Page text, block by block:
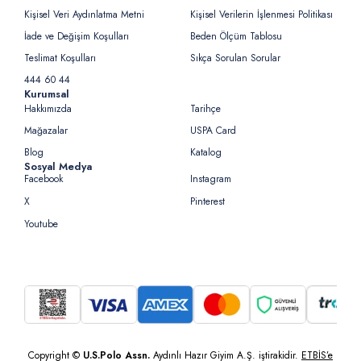
Kişisel Veri Aydınlatma Metni
Kişisel Verilerin İşlenmesi Politikası
İade ve Değişim Koşulları
Beden Ölçüm Tablosu
Teslimat Koşulları
Sıkça Sorulan Sorular
444 60 44
Kurumsal
Hakkımızda
Tarihçe
Mağazalar
USPA Card
Blog
Katalog
Sosyal Medya
Facebook
Instagram
X
Pinterest
Youtube
Copyright © U.S.Polo Assn. Aydınlı Hazır Giyim A.Ş. iştirakidir. ETBİS’e